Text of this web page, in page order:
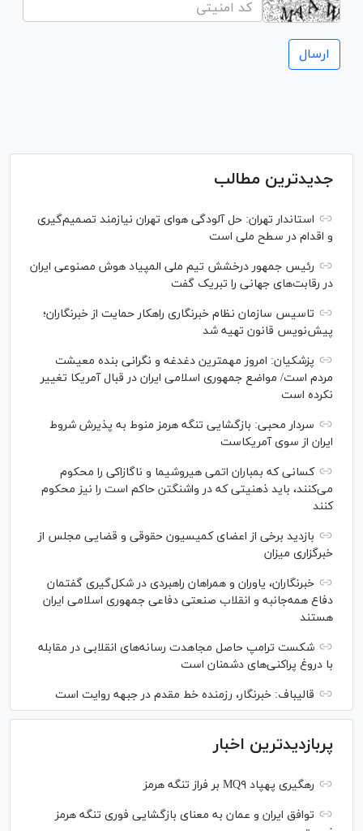
جدیدترین مطالب
استاندار تهران: حل آلودگی هوای تهران نیازمند تصمیم‌گیری
و اقدام در سطح ملی است
رئیس جمهور درخشش تیم ملی المپیاد هوش مصنوعی ایران
در رقابت‌های جهانی را تبریک گفت
تاسیس سازمان نظام خبرنگاری راهکار حمایت از خبرنگاران؛
پیش‌نویس قانون تهیه شد
پزشکیان: امروز مهمترین دغدغه و نگرانی بنده معیشت
مردم است/ مواضع جمهوری اسلامی ایران در قبال آمریکا تغییر
نکرده است
سردار محبی: بازگشایی تنگه هرمز منوط به پذیرش شروط
ایران از سوی آمریکاست
کسانی که بمباران اتمی هیروشیما و ناگازاکی را محکوم
می‌کنند، باید ذهنیتی که در واشنگتن حاکم است را نیز محکوم
کنند
بازدید برخی از اعضای کمیسیون حقوقی و قضایی مجلس از
خبرگزاری میزان
خبرنگاران، یاوران و همراهان راهبردی در شکل‌گیری گفتمان
دفاع همه‌جانبه و انقلاب صنعتی دفاعی جمهوری اسلامی ایران
هستند
شکست ترامپ حاصل مجاهدت رسانه‌های انقلابی در مقابله
با دروغ پراکنی‌های دشمنان است
قالیباف: خبرنگار، رزمنده خط مقدم در جبهه روایت است
پربازدیدترین اخبار
رهگیری پهپاد MQ۹ بر فراز تنگه هرمز
توافق ایران و عمان به معنای بازگشایی فوری تنگه هرمز